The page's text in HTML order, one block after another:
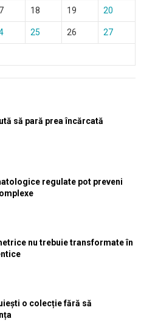
18 19 20
25 26 27
să pară prea încărcată
regulate pot preveni
nu trebuie transformate în
o colecție fără să